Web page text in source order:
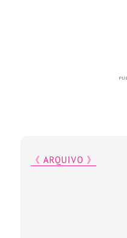
《 ARQUIVO 》